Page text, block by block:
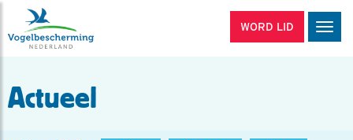
WORD LID
Actueel